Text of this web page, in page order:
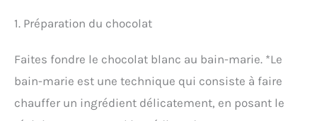
1. Préparation du chocolat
Faites fondre le chocolat blanc au bain-marie. *Le
bain-marie est une technique qui consiste à faire
chauffer un ingrédient délicatement, en posant le